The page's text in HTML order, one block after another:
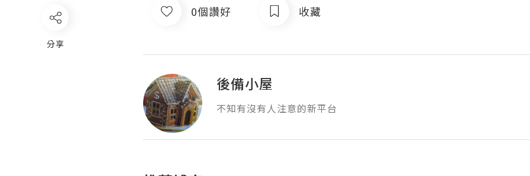
分享
0個讚好 收藏
後備小屋
不知有沒有人注意的新平台